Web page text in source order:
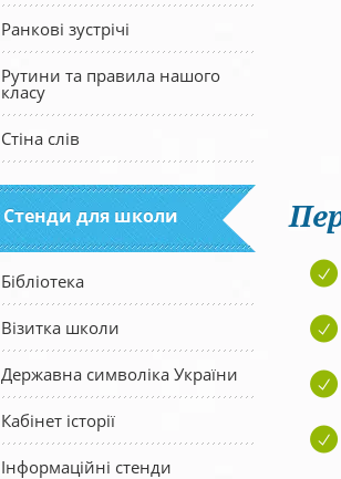
Ранкові зустрічі
Рутини та правила нашого
класу
Стіна слів
Стенди для школи
Бібліотека
Візитка школи
Державна символіка України
Кабінет історії
Інформаційні стенди